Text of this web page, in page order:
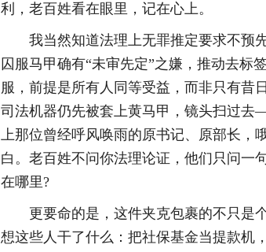
利，老百姓看在眼里，记在心上。
我当然知道法理上无罪推定要求不预
囚服马甲确有“未审先定”之嫌，推动去标
服，前提是所有人同等受益，而非只有昔
司法机器仍先被套上黄马甲，镜头扫过
上那位曾经呼风唤雨的原书记、原部长，
白。老百姓不问你法理论证，他们只问
在哪里?
更要命的是，这件夹克包裹的不只
想这些人干了什么：把社保基金当提款机